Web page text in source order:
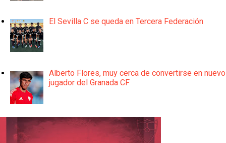
El Sevilla C se queda en Tercera Federación
Alberto Flores, muy cerca de convertirse en nuevo
jugador del Granada CF